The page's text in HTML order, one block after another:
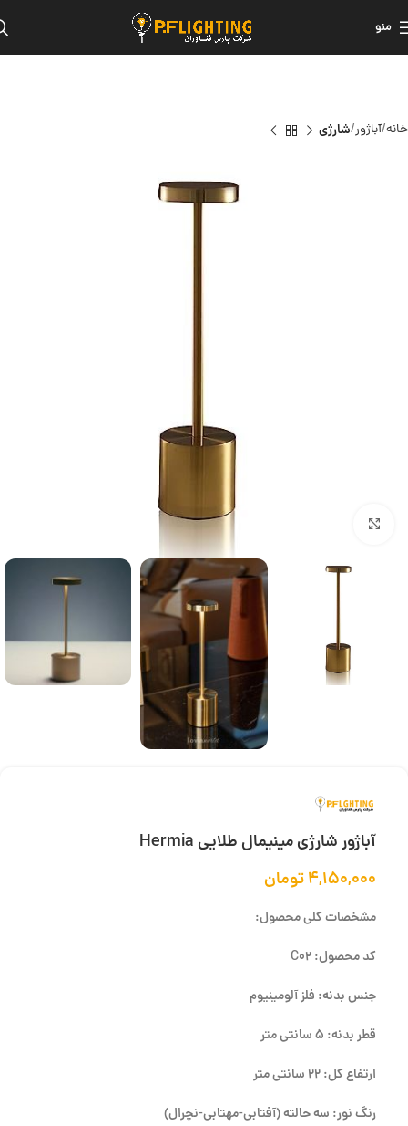
منو
خانه آباژور شارژی
آباژور شارژی مینیمال طلایی Hermia
۴,۱۵۰,۰۰۰تومان
مشخصات کلی محصول:
کد محصول: C02
جنس بدنه: فلز آلومینیوم
قطر بدنه: 5 سانتی متر
ارتفاع کل: 22 سانتی متر
رنگ نور: سه حالته (آفتابی-مهتابی-نچرال)